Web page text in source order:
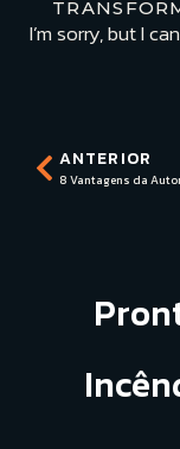
I’m sorry, but I
ANTERIOR
Pron
Incên